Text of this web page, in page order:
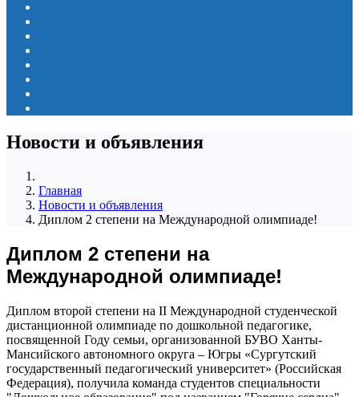
Новости и объявления
Главная
Новости и объявления
Диплом 2 степени на Международной олимпиаде!
Диплом 2 степени на
Международной олимпиаде!
Диплом второй степени на II Международной студенческой
дистанционной олимпиаде по дошкольной педагогике,
посвященной Году семьи, организованной БУВО Ханты-
Мансийского автономного округа – Югры «Сургутский
государственный педагогический университет» (Российская
Федерация), получила команда студентов специальности